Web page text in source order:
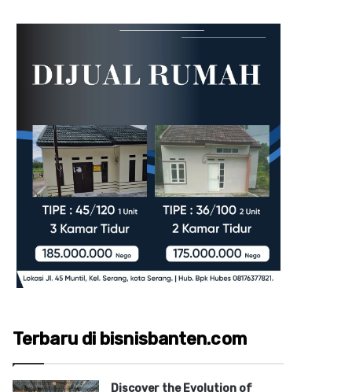
Terbaru di bisnisbanten.com
Discover the Evolution of